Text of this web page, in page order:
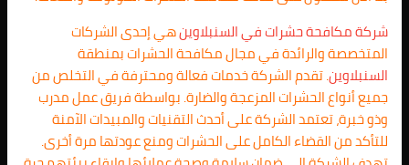
شركة مكافحة حشرات فيالسنبلاوينهي إحدى الشركات
المتخصصة والرائدة في مجال مكافحة الحشرات بمنطقة
السنبلاوين. تقدم الشركة خدمات فعالة ومحترفة في التخلص من
جميع أنواع الحشرات المزعجة والضارة. بواسطة فريق عمل مدرب
وذو خبرة، تعتمد الشركة على أحدث التقنيات والمبيدات الآمنة
للتأكد من القضاء الكامل على الحشرات ومنع عودتها مرة أخرى.